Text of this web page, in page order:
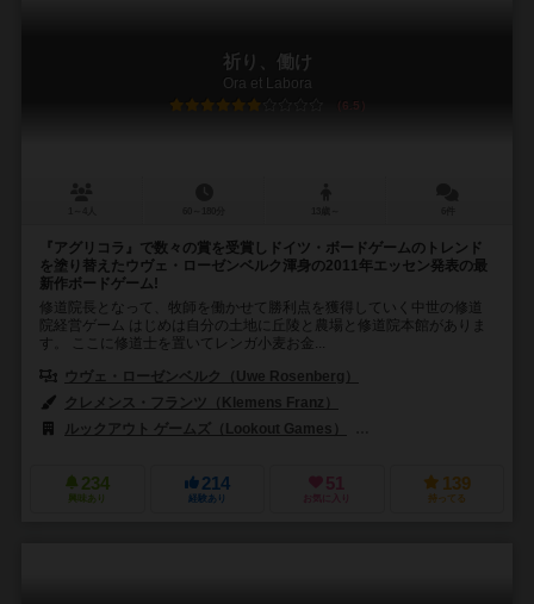
祈り、働け
Ora et Labora
6.5
『アグリコラ』で数々の賞を受賞しドイツ・ボードゲームのトレンド
を塗り替えたウヴェ・ローゼンベルク渾身の2011年エッセン発表の最
新作ボードゲーム!
修道院長となって、牧師を働かせて勝利点を獲得していく中世の修道
院経営ゲーム はじめは自分の土地に丘陵と農場と修道院本館がありま
す。 ここに修道士を置いてレンガ小麦お金...
ウヴェ・ローゼンベルク（Uwe Rosenberg）
クレメンス・フランツ（Klemens Franz）
ルックアウト ゲームズ（Lookout Games）
234
興味あり
214
経験あり
51
お気に入り
139
持ってる